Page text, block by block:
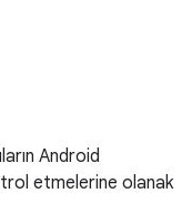
Android
etmelerine olanak